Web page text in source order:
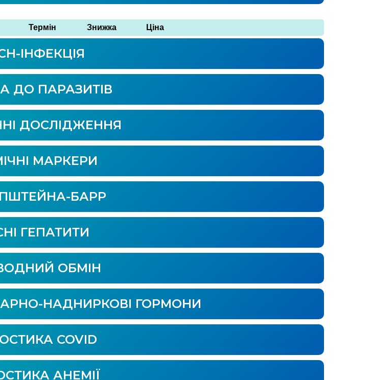
Термін Знижка Ціна
ІНФЕКЦІЯ
ДО ПАРАЗИТІВ
ДОСЛІДЖЕННЯ
МАРКЕРИ
БАРР
ГЕПАТИТИ
ОБМІН
НАДНИРКОВІ ГОРМОНИ
COVID
АНЕМІЇ